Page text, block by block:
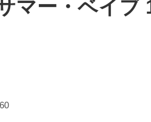
マー・ベイブ